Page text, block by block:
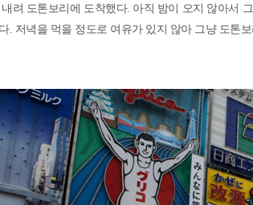
려 도톤보리에 도착했다. 아직 밤이 오지 않아서
. 저녁을 먹을 정도로 여유가 있지 않아 그냥 도톤